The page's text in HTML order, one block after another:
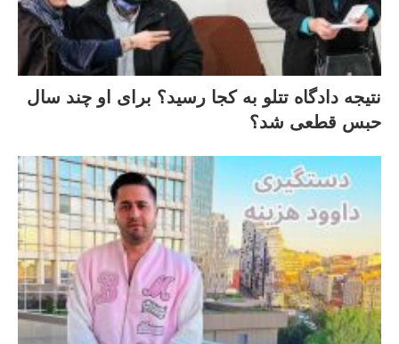
نتیجه دادگاه تتلو به کجا رسید؟ برای او چند سال
حبس قطعی شد؟